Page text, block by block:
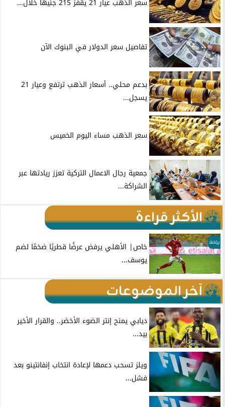
تفاصيل سعر الدولار في البنوك الآن
بدعم محلي.. أسعار الذهب ترتفع وعيار 21
يسجل...
سعر الذهب مساء اليوم الخميس
جمعية رجال الاعمال التركية تعزز ريادتها عبر
الشراكة...
الأكثر قراءة
رياضة
خاص| الأهلي يرفض عرضًا قطريًا ضخمًا لضم
يوسف...
آخر الموضوعات
ديابي يمنح إنتر الضوء الأخضر.. والقرار الأخير
بيد...
ويلز تسحب دعمها لإعادة انتخاب إنفانتينو بعد
فشل...